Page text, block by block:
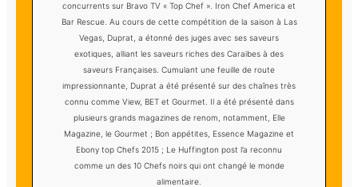
concurrents sur Bravo TV « Top Chef ». Iron Chef America et
Bar Rescue. Au cours de cette compétition de la saison à Las
Vegas, Duprat, a étonné des juges avec ses saveurs
exotiques, alliant les saveurs riches des Caraïbes à des
saveurs Françaises. Cumulant une feuille de route
impressionnante, Duprat a été présenté sur des chaînes très
connu comme View, BET et Gourmet. Il a été présenté dans
plusieurs grands magazines de renom, notamment, Elle
Magazine, le Gourmet ; Bon appétites, Essence Magazine et
Ebony top Chefs 2015 ; Le Huffington post l’a reconnu
comme un des 10 Chefs noirs qui ont changé le monde
alimentaire.